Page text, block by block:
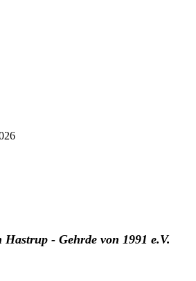
Hastrup - Gehrde von 1991 e.V.